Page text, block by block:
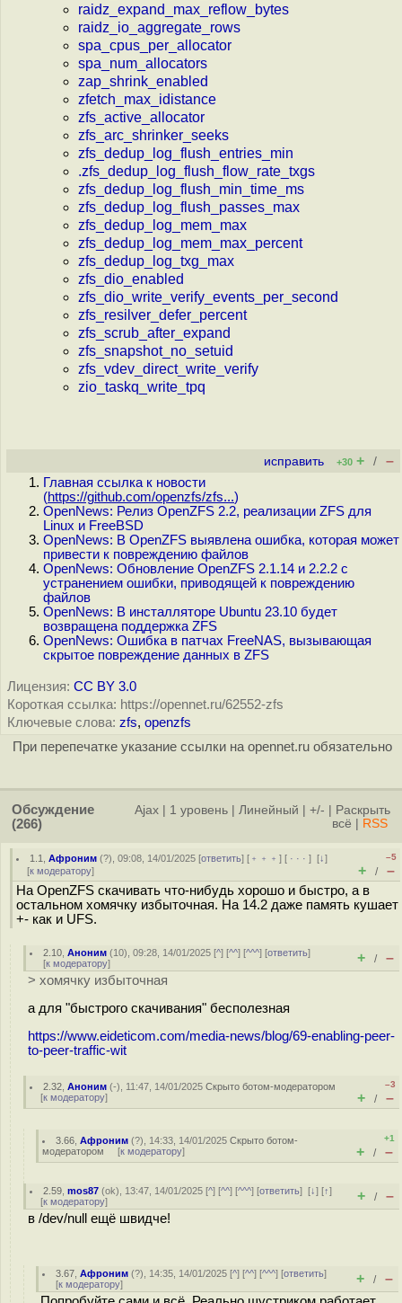
raidz_expand_max_reflow_bytes
raidz_io_aggregate_rows
spa_cpus_per_allocator
spa_num_allocators
zap_shrink_enabled
zfetch_max_idistance
zfs_active_allocator
zfs_arc_shrinker_seeks
zfs_dedup_log_flush_entries_min
.zfs_dedup_log_flush_flow_rate_txgs
zfs_dedup_log_flush_min_time_ms
zfs_dedup_log_flush_passes_max
zfs_dedup_log_mem_max
zfs_dedup_log_mem_max_percent
zfs_dedup_log_txg_max
zfs_dio_enabled
zfs_dio_write_verify_events_per_second
zfs_resilver_defer_percent
zfs_scrub_after_expand
zfs_snapshot_no_setuid
zfs_vdev_direct_write_verify
zio_taskq_write_tpq
исправить +30 + / –
Главная ссылка к новости
(https://github.com/openzfs/zfs...)
OpenNews: Релиз OpenZFS 2.2, реализации ZFS для
Linux и FreeBSD
OpenNews: В OpenZFS выявлена ошибка, которая может
привести к повреждению файлов
OpenNews: Обновление OpenZFS 2.1.14 и 2.2.2 с
устранением ошибки, приводящей к повреждению
файлов
OpenNews: В инсталляторе Ubuntu 23.10 будет
возвращена поддержка ZFS
OpenNews: Ошибка в патчах FreeNAS, вызывающая
скрытое повреждение данных в ZFS
Лицензия: CC BY 3.0
Короткая ссылка: https://opennet.ru/62552-zfs
Ключевые слова: zfs, openzfs
При перепечатке указание ссылки на opennet.ru обязательно
Обсуждение
(266)
Ajax 1 уровень Линейный +/-
Раскрыть
всё
RSS
1.1 ,Афроним (?), 09:08, 14/01/2025 [ответить] [ ﹢﹢﹢] [ · · ·][↓]
[к модератору]
–5
+ / –
На OpenZFS скачивать что-нибудь хорошо и быстро, а в
остальном хомячку избыточная. На 14.2 даже память кушает
+- как и UFS.
2.10 ,Аноним (10), 09:28, 14/01/2025 [^] [^^] [^^^] [ответить]
[к модератору] + / –
> хомячку избыточная
а для "быстрого скачивания" бесполезная
https://www.eideticom.com/media-news/blog/69-enabling-peer-
to-peer-traffic-wit
2.32 ,Аноним (-), 11:47, 14/01/2025Скрыто ботом-модератором
[к модератору]
–3
+ / –
3.66 ,Афроним (?), 14:33, 14/01/2025Скрыто ботом-
модератором [к модератору]
+1
+ / –
2.59 ,mos87 (ok), 13:47, 14/01/2025 [^] [^^] [^^^] [ответить][↓] [↑]
[к модератору] + / –
в /dev/null ещё швидче!
3.67 ,Афроним (?), 14:35, 14/01/2025 [^] [^^] [^^^] [ответить]
[к модератору] + / –